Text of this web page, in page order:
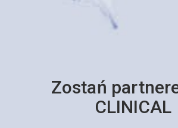
Zostań
CLINICAL